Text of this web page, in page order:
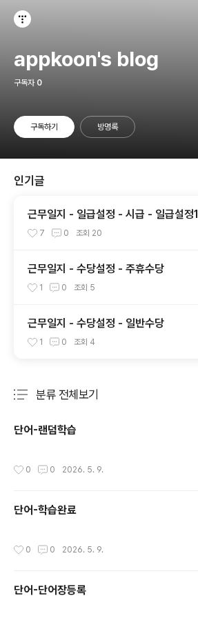
appkoon's blog
구독자 0
구독하기 방명록
인기글
근무일지 - 일급설정 - 시급 - 일급설정1
7 0 조회 20
근무일지 - 수당설정 - 주휴수당
1 0 조회 5
근무일지 - 수당설정 - 일반수당
1 0 조회 4
분류 전체보기
단어-랜덤학습
0 0 2026. 5. 9.
단어-학습완료
0 0 2026. 5. 9.
단어-단어장등록